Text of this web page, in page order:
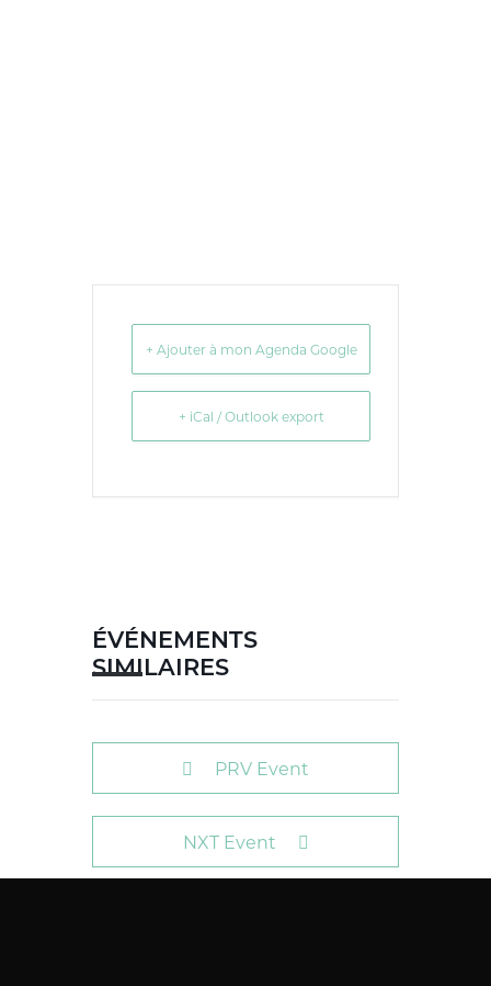
+ Ajouter à mon Agenda Google
+ iCal / Outlook export
ÉVÉNEMENTS
SIMILAIRES
PRV Event
NXT Event